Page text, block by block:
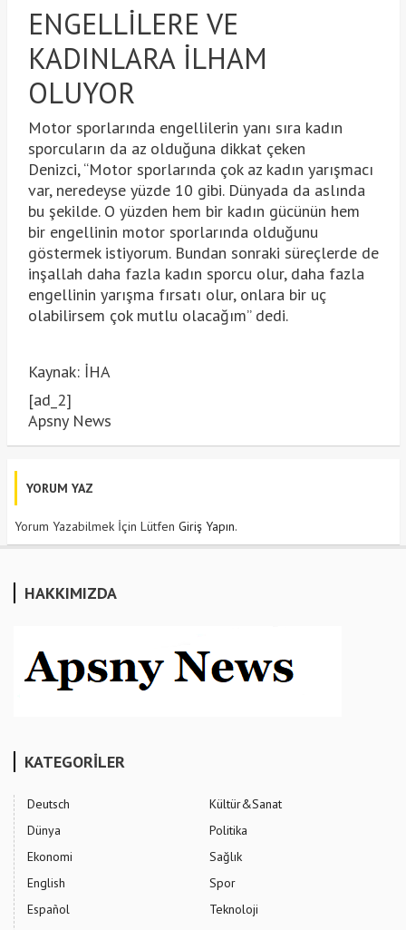
ENGELLİLERE VE
KADINLARA İLHAM
OLUYOR
Motor sporlarında engellilerin yanı sıra kadın
sporcuların da az olduğuna dikkat çeken
Denizci, “Motor sporlarında çok az kadın yarışmacı
var, neredeyse yüzde 10 gibi. Dünyada da aslında
bu şekilde. O yüzden hem bir kadın gücünün hem
bir engellinin motor sporlarında olduğunu
göstermek istiyorum. Bundan sonraki süreçlerde de
inşallah daha fazla kadın sporcu olur, daha fazla
engellinin yarışma fırsatı olur, onlara bir uç
olabilirsem çok mutlu olacağım” dedi.
Kaynak: İHA
[ad_2]
Apsny News
YORUM YAZ
Yorum Yazabilmek İçin Lütfen Giriş Yapın.
HAKKIMIZDA
KATEGORİLER
Deutsch
Dünya
Ekonomi
English
Español
Kültür&Sanat
Politika
Sağlık
Spor
Teknoloji